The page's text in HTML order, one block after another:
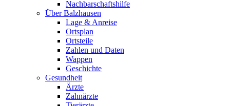
Nachbarschaftshilfe
Über Balzhausen
Lage & Anreise
Ortsplan
Ortsteile
Zahlen und Daten
Wappen
Geschichte
Gesundheit
Ärzte
Zahnärzte